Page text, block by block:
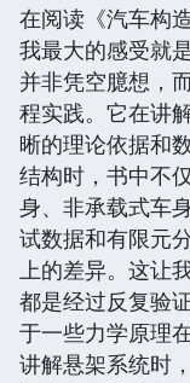
在阅读《汽车构
我最大的感受就
并非凭空臆想，
程实践。它在讲
晰的理论依据和
结构时，书中不
身、非承载式车
试数据和有限元
上的差异。这让
都是经过反复验
于一些力学原理
讲解悬架系统时